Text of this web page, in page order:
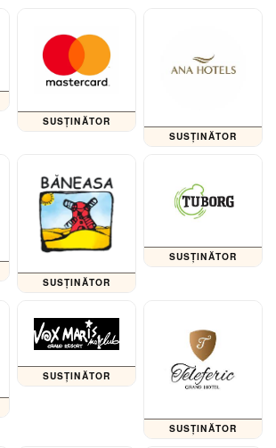
SUSȚINĂTOR
SUSȚINĂTOR
SUSȚINĂTOR
SUSȚINĂTOR
SUSȚINĂTOR
SUSȚINĂTOR